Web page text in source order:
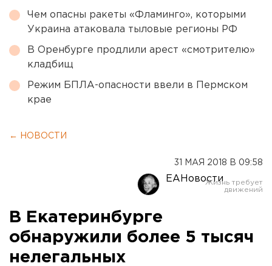
Чем опасны ракеты «Фламинго», которыми
Украина атаковала тыловые регионы РФ
В Оренбурге продлили арест «смотрителю»
кладбищ
Режим БПЛА-опасности ввели в Пермском
крае
← НОВОСТИ
31 МАЯ 2018 В 09:58
ЕАНовости
В Екатеринбурге
обнаружили более 5 тысяч
нелегальных